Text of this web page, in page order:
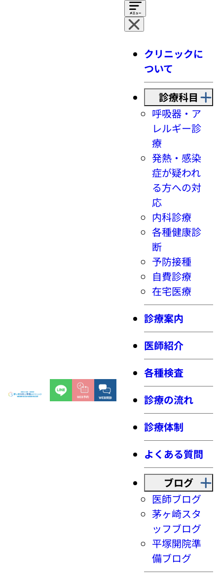
クリニックに
ついて
診療科目
呼吸器・ア
レルギー診
療
発熱・感染
症が疑われ
る方への対
応
内科診療
各種健康診
断
予防接種
自費診療
在宅医療
診療案内
医師紹介
各種検査
診療の流れ
診療体制
よくある質問
ブログ
医師ブログ
茅ヶ崎スタ
ッフブログ
平塚開院準
備ブログ